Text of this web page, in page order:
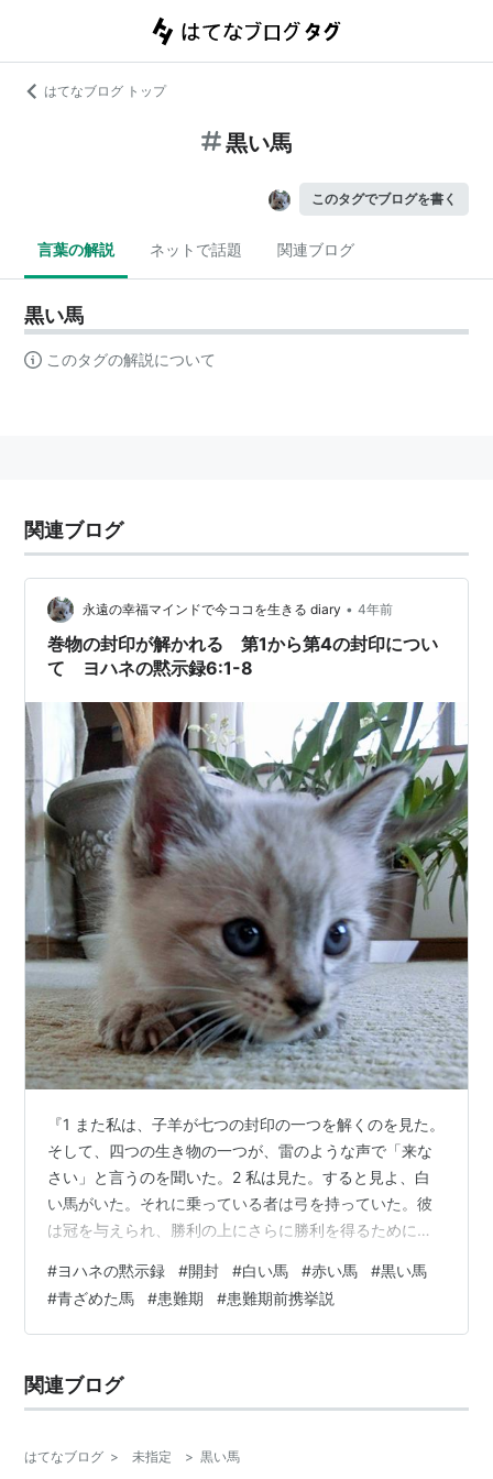
はてなブログ トップ
黒い馬
このタグでブログを書く
言葉の解説 ネットで話題 関連ブログ
黒い馬
このタグの解説について
関連ブログ
永遠の幸福マインドで今ココを生きる diary • 4年前
巻物の封印が解かれる 第1から第4の封印につい
て ヨハネの黙示録6:1-8
『1 また私は、子羊が七つの封印の一つを解くのを見た。
そして、四つの生き物の一つが、雷のような声で「来な
さい」と言うのを聞いた。2 私は見た。すると見よ、白
い馬がいた。それに乗っている者は弓を持っていた。彼
は冠を与えられ、勝利の上にさらに勝利を得るために出
二の生き物が「来なさい」と言うのを聞いた。4 すると
別の、火のように赤い馬が出て来た。それに乗っている
者は、地から平和を奪い取ることが許された。人々が互
剣が与えられた。5 子羊が第三の封印を解いたとき、私
は、第三の生き物が「来なさい」と言うの…
#ヨハネの黙示録 #開封 #白い馬 #赤い馬 #黒い馬
#青ざめた馬 #患難期 #患難期前携挙説
関連ブログ
はてなブログ > 未指定 > 黒い馬